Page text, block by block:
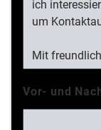
Vor- und